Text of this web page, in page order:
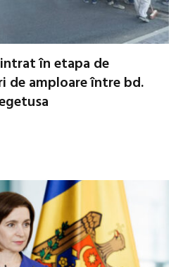
în etapa de
de amploare între bd.